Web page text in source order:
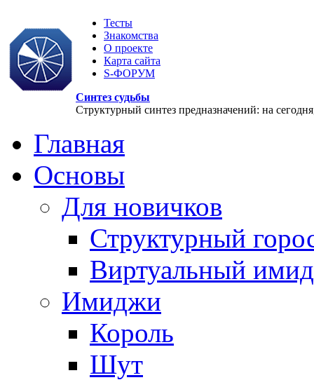
Тесты
Знакомства
О проекте
Карта сайта
S-ФОРУМ
Синтез судьбы
Структурный синтез предназначений: на
Главная
Основы
Для новичков
Структурный
Виртуальный
Имиджи
Король
Шут